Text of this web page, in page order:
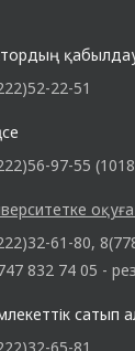
22-51
97-55
61-80,
832 74 05 -
сатып
65-81